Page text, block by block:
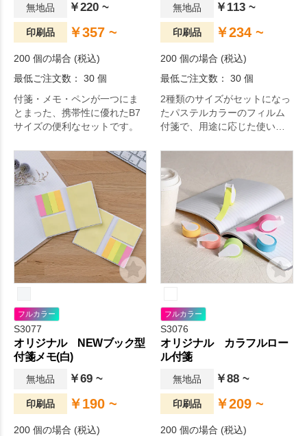
無地品 ￥220 ~
印刷品 ￥357 ~
200 個の場合 (税込)
最低ご注文数： 30 個
付箋・メモ・ペンが一つにま
とまった、携帯性に優れたB7
サイズの便利なセットです。
無地品 ￥113 ~
印刷品 ￥234 ~
200 個の場合 (税込)
最低ご注文数： 30 個
2種類のサイズがセットになっ
たパステルカラーのフィルム
付箋で、用途に応じた使い分
フルカラー
S3077
オリジナル NEWブック型
付箋メモ(白)
無地品 ￥69 ~
印刷品 ￥190 ~
200 個の場合 (税込)
フルカラー
S3076
オリジナル カラフルロー
ル付箋
無地品 ￥88 ~
印刷品 ￥209 ~
200 個の場合 (税込)